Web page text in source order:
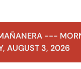
---
AUGUST 3, 2026